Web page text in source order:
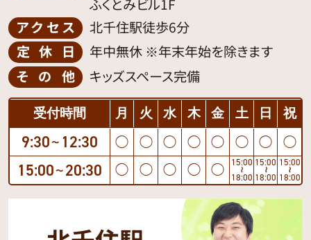
ふくとみビル1F
アクセス
北千住駅徒歩6分
定休日
年中無休 ※年末年始を除きます
その他
キッズスペース完備
受付時間 月 火 水 木 金 土 日 祝
9:30 〜 12:30 ◯ ◯ ◯ ◯ ◯ ◯ ◯ ◯
15:00 〜 20:30 ◯ ◯ ◯ ◯ ◯ 15:00
〜
18:00
15:00
〜
18:00
15:00
〜
18:00